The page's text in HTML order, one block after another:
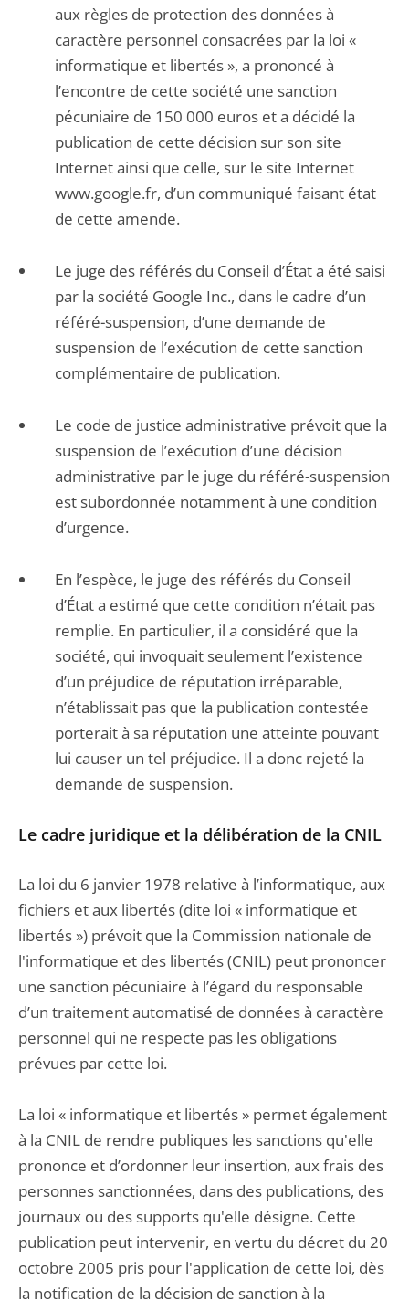
aux règles de protection des données à
caractère personnel consacrées par la loi «
informatique et libertés », a prononcé à
l’encontre de cette société une sanction
pécuniaire de 150 000 euros et a décidé la
publication de cette décision sur son site
Internet ainsi que celle, sur le site Internet
www.google.fr, d’un communiqué faisant état
de cette amende.
Le juge des référés du Conseil d’État a été saisi
par la société Google Inc., dans le cadre d’un
référé-suspension, d’une demande de
suspension de l’exécution de cette sanction
complémentaire de publication.
Le code de justice administrative prévoit que la
suspension de l’exécution d’une décision
administrative par le juge du référé-suspension
est subordonnée notamment à une condition
d’urgence.
En l’espèce, le juge des référés du Conseil
d’État a estimé que cette condition n’était pas
remplie. En particulier, il a considéré que la
société, qui invoquait seulement l’existence
d’un préjudice de réputation irréparable,
n’établissait pas que la publication contestée
porterait à sa réputation une atteinte pouvant
lui causer un tel préjudice. Il a donc rejeté la
demande de suspension.
Le cadre juridique et la délibération de la CNIL
La loi du 6 janvier 1978 relative à l’informatique, aux
fichiers et aux libertés (dite loi « informatique et
libertés ») prévoit que la Commission nationale de
l'informatique et des libertés (CNIL) peut prononcer
une sanction pécuniaire à l’égard du responsable
d’un traitement automatisé de données à caractère
personnel qui ne respecte pas les obligations
prévues par cette loi.
La loi « informatique et libertés » permet également
à la CNIL de rendre publiques les sanctions qu'elle
prononce et d’ordonner leur insertion, aux frais des
personnes sanctionnées, dans des publications, des
journaux ou des supports qu'elle désigne. Cette
publication peut intervenir, en vertu du décret du 20
octobre 2005 pris pour l'application de cette loi, dès
la notification de la décision de sanction à la